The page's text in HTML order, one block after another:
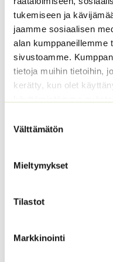
tukemiseen ja
jaamme sosiaalisen
alan kumppaneillemme
sivustoamme.
tietoja muihin tietoihin,
kerätty, kun olet
valinta
Välttämätön
Mieltymykset
Tilastot
Markkinointi
250 s.
12,50 € Sisältää
Tataariviuhko 1 g
arvonlisäveron